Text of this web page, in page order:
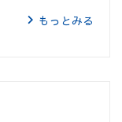
もっとみる